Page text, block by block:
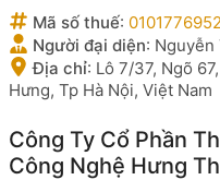
Mã số thuế: 0101776952
Người đại diện: Nguyễn
Địa chỉ: Lô 7/37, Ngõ
Hưng, Tp Hà Nội, Việt Nam
Công Ty Cổ Phần
Công Nghệ Hưng